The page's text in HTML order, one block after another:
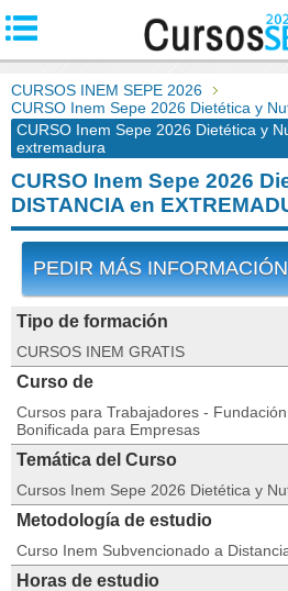
CURSOS INEM SEPE 2026
CURSO Inem Sepe 2026 Dietética y
CURSO Inem Sepe 2026 Dietética y
extremadura
CURSO Inem Sepe 2026
DISTANCIA en
PEDIR MÁS INFORMACIÓN
Tipo de formación
CURSOS INEM GRATIS
Curso de
Cursos para Trabajadores -
Bonificada para Empresas
Temática del Curso
Cursos Inem Sepe 2026 Dietética y
Metodología de estudio
Curso Inem Subvencionado a
Horas de estudio